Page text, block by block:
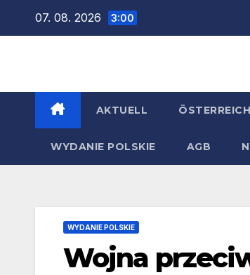
07. 08. 2026 3:00
AKTUELL ÖSTERREICH
WYDANIE POLSKIE AGB
WYDANIE POLSKIE
Wojna